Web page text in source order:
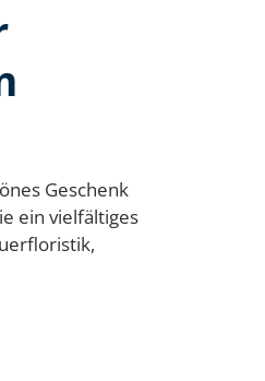
Geschenk
ein vielfältiges